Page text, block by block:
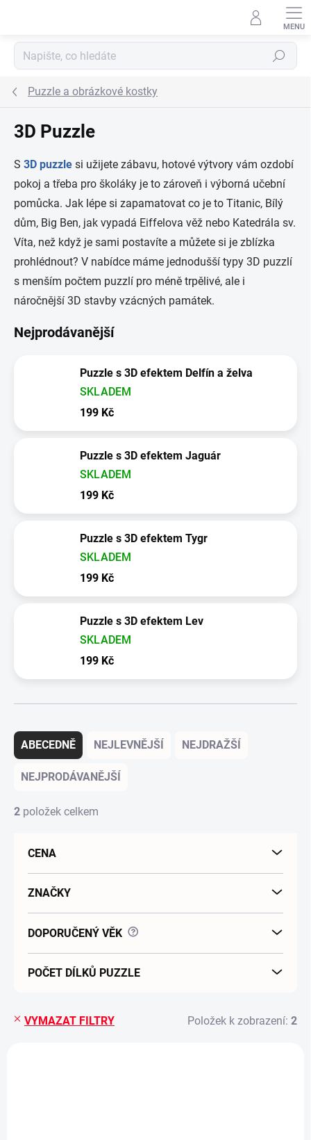
Hledat
Puzzle a obrázkové kostky
3D Puzzle
S 3D puzzle si užijete zábavu, hotové výtvory vám ozdobí
pokoj a třeba pro školáky je to zároveň i výborná učební
pomůcka. Jak lépe si zapamatovat co je to Titanic, Bílý
dům, Big Ben, jak vypadá Eiffelova věž nebo Katedrála sv.
Víta, než když je sami postavíte a můžete si je zblízka
prohlédnout? V nabídce máme jednodušší typy 3D puzzlí
s menším počtem puzzlí pro méně trpělivé, ale i
náročnější 3D stavby vzácných památek.
Nejprodávanější
Puzzle s 3D efektem Delfín a želva
SKLADEM
199 Kč
Puzzle s 3D efektem Jaguár
SKLADEM
199 Kč
Puzzle s 3D efektem Tygr
SKLADEM
199 Kč
Puzzle s 3D efektem Lev
SKLADEM
199 Kč
ABECEDNĚ NEJLEVNĚJŠÍ NEJDRAŽŠÍ
NEJPRODÁVANĚJŠÍ
2 položek celkem
CENA
ZNAČKY
DOPORUČENÝ VĚK ?
POČET DÍLKŮ PUZZLE
VYMAZAT FILTRY Položek k zobrazení: 2